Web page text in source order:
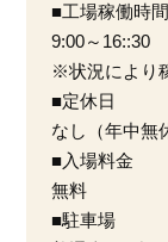
■工場稼働時間
9:00～16::30
※状況により
■定休日
なし（年中無
■入場料金
無料
■駐車場